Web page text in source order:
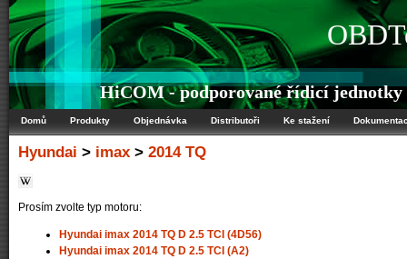
HiCOM - podporované řídicí
Domů Produkty Objednávka Distributoři Ke stažení
Hyundai > imax > 2014 TQ
Prosím zvolte typ motoru:
Hyundai imax 2014 TQ D 2.5 TCI (4D56)
Hyundai imax 2014 TQ D 2.5 TCI (A2)